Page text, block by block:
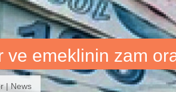
ve emeklinin zam
| News